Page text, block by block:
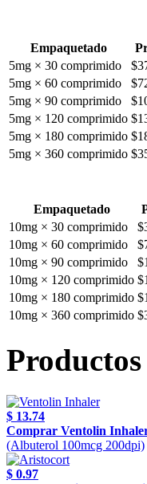
Empaquetado
5mg × 30 comprimido
5mg × 60 comprimido
5mg × 90 comprimido
5mg × 120 comprimido
5mg × 180 comprimido
5mg × 360 comprimido
Empaquetado
10mg × 30 comprimido
10mg × 60 comprimido
10mg × 90 comprimido
10mg × 120 comprimido
10mg × 180 comprimido
10mg × 360 comprimido
$ 13.74
Comprar Ventolin
(Albuterol 100mcg 200dpi)
$ 0.97